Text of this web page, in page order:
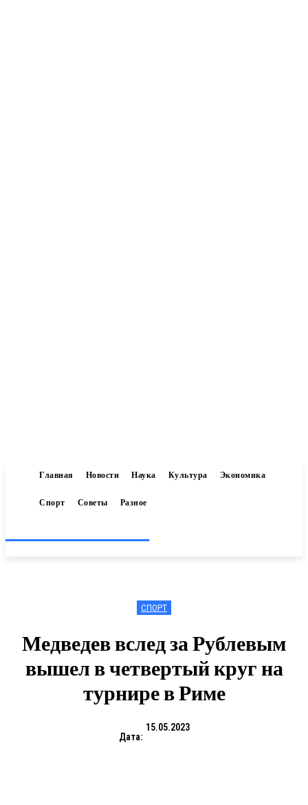
Главная Новости Наука Культура Экономика
Спорт Советы Разное
СПОРТ
Медведев вслед за Рублевым
вышел в четвертый круг на
турнире в Риме
Дата:
15.05.2023